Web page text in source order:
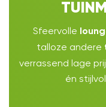
Sfeervolle
talloze andere
verrassend lage
én